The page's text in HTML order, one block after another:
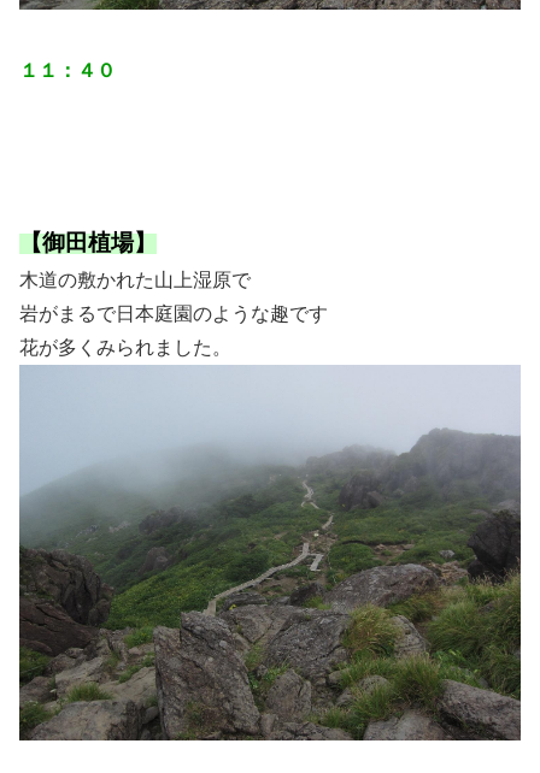
１１：４０
【御田植場】
木道の敷かれた山上湿原で
岩がまるで日本庭園のような趣です
花が多くみられました。